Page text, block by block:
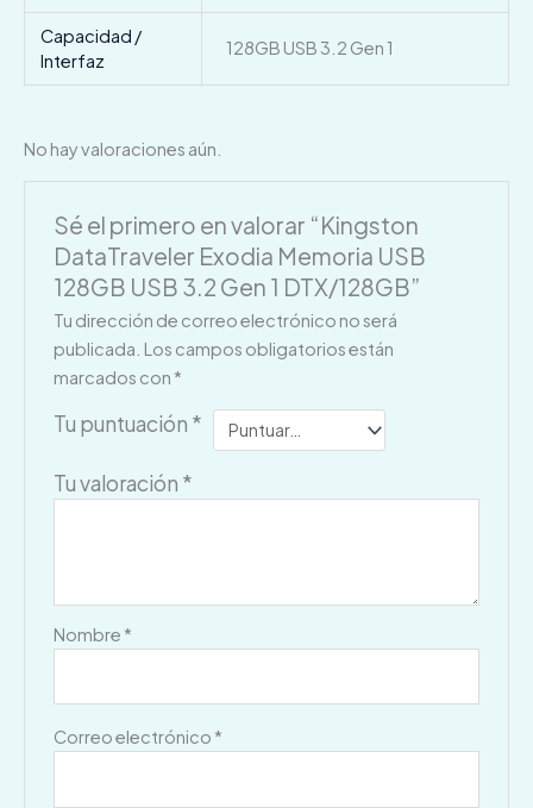
Capacidad /
Interfaz
128GB USB 3.2 Gen 1
No hay valoraciones aún.
Sé el primero en valorar “Kingston
DataTraveler Exodia Memoria USB
128GB USB 3.2 Gen 1 DTX/128GB”
Tu dirección de correo electrónico no será
publicada. Los campos obligatorios están
marcados con *
Tu puntuación *
Tu valoración *
Nombre *
Correo electrónico *